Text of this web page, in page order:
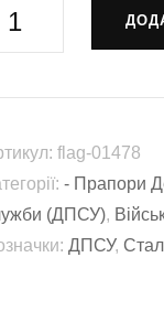
flag-01478
- Прапори
(ДПСУ),
ДПСУ,